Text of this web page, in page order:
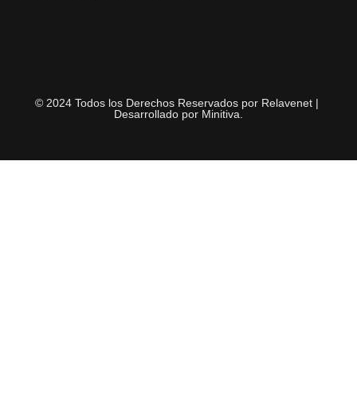
© 2024 Todos los Derechos Reservados por Relavenet |
Desarrollado por Minitiva